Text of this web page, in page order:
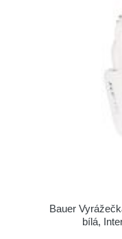
Bauer
bílá,